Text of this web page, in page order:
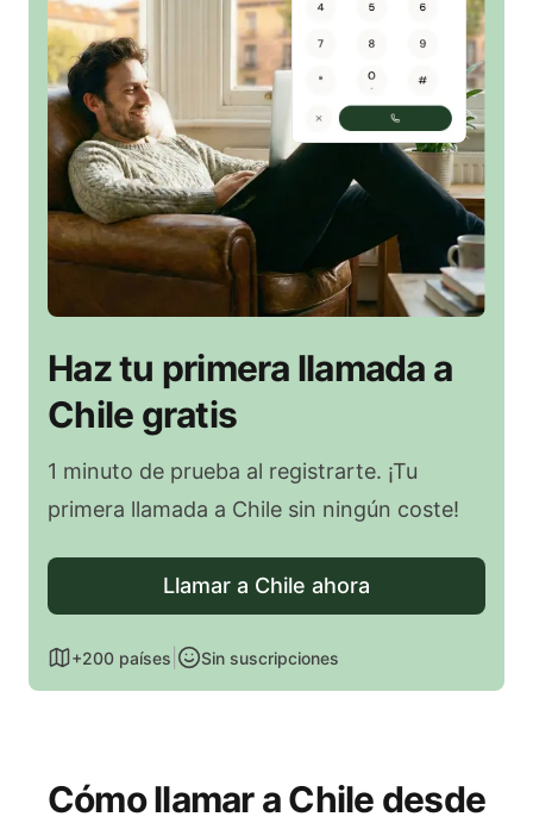
Haz tu primera llamada a
Chile gratis
1 minuto de prueba al registrarte. ¡Tu
primera llamada a Chile sin ningún coste!
Llamar a Chile ahora
+200 países Sin suscripciones
Cómo llamar a Chile desde